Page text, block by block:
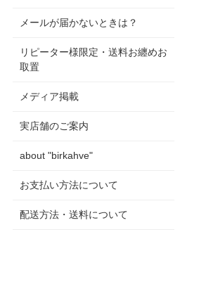
メールが届かないときは？
リピーター様限定・送料お纏めお
取置
メディア掲載
実店舗のご案内
about "birkahve"
お支払い方法について
配送方法・送料について